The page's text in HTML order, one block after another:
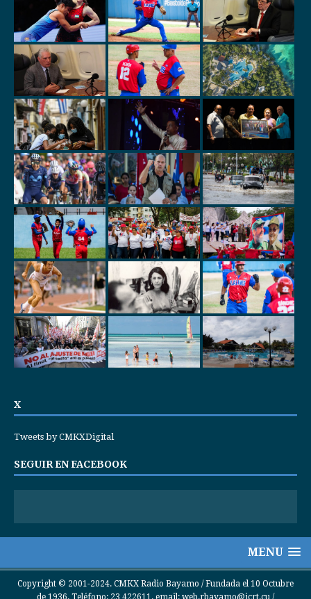
X
Tweets by CMKXDigital
SEGUIR EN FACEBOOK
MENU
Copyright © 2001-2024. CMKX Radio Bayamo / Fundada el 10 Octubre
de 1936. Teléfono: 23 422611. email: web.rbayamo@icrt.cu /